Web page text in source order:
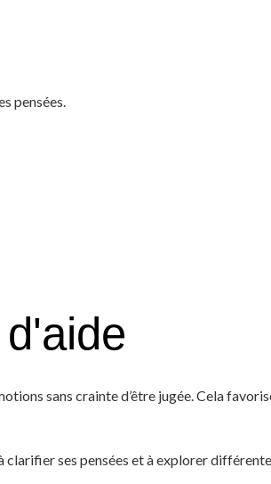
pensées.
sans crainte d’être jugée. Cela
clarifier ses pensées et à explorer